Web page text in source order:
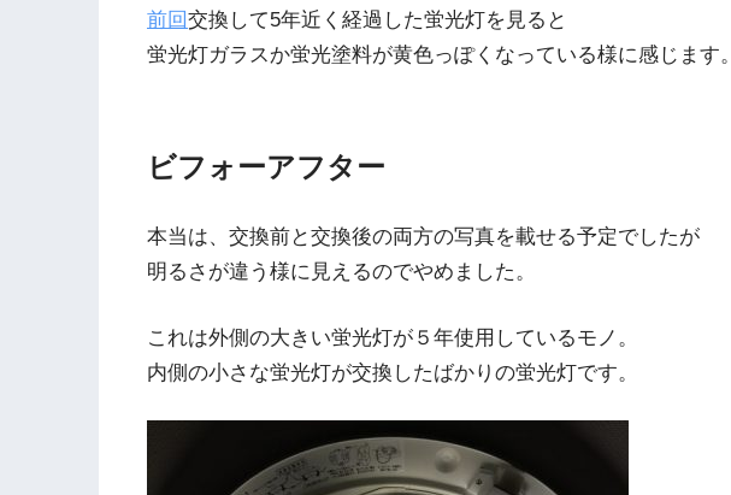
前回交換して5年近く経過した蛍光灯を見ると
蛍光灯ガラスか蛍光塗料が黄色っぽくなっている様に感じます。
ビフォーアフター
本当は、交換前と交換後の両方の写真を載せる予定でしたが
明るさが違う様に見えるのでやめました。
これは外側の大きい蛍光灯が５年使用しているモノ。
内側の小さな蛍光灯が交換したばかりの蛍光灯です。